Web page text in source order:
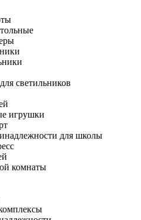
светильников
игрушки
для школы
комнаты